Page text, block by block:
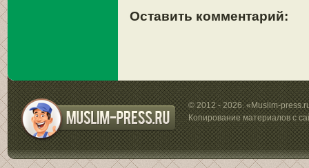
Оставить комментарий:
© 2012 - 2026. «Muslim-
Копирование материалов с